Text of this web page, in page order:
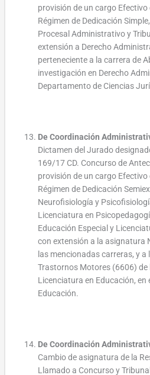
provisión de un cargo
Régimen de Dedicación
Procesal Administrativo y
extensión a Derecho
perteneciente a la carrera de
investigación en Derecho
Departamento de Ciencias
De Coordinación
Dictamen del Jurado
169/17 CD. Concurso de
provisión de un cargo
Régimen de Dedicación
Neurofisiología y
Licenciatura en
Educación Especial y
con extensión a la asignatura
las mencionadas carreras, y
Trastornos Motores (6606)
Licenciatura en Educación, en
Educación.
De Coordinación
Cambio de asignatura de la
Llamado a Concurso y